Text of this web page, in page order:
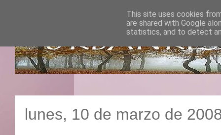
lunes, 10 de marzo de
This site uses cookies
are shared with Google
statistics, and to detect